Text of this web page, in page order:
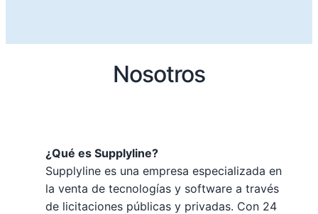
Nosotros
¿Qué es Supplyline?
Supplyline es una empresa especializada en
la venta de tecnologías y software a través
de licitaciones públicas y privadas. Con 24